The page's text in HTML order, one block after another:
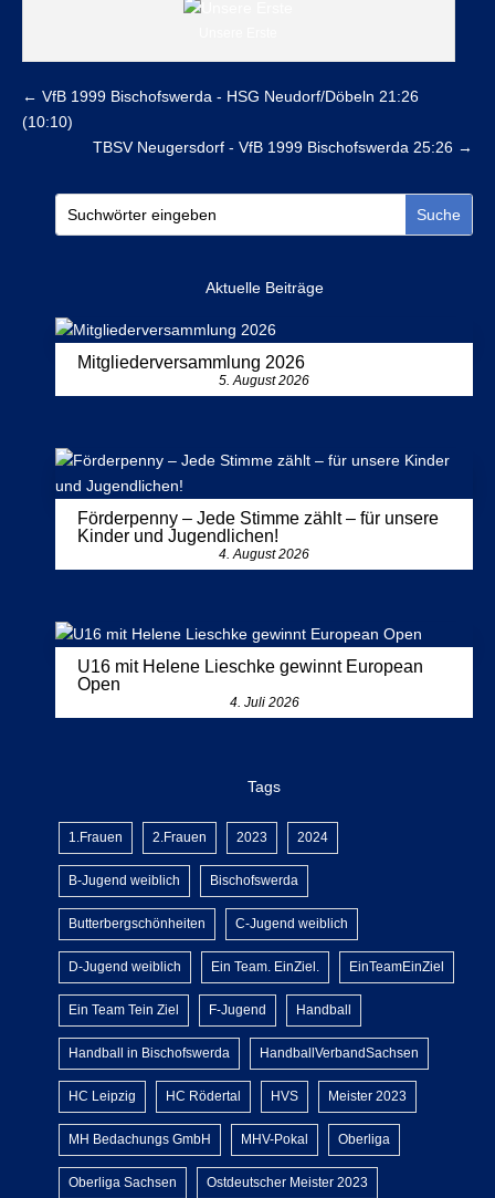
← VfB 1999 Bischofswerda - HSG Neudorf/Döbeln 21:26
(10:10)
TBSV Neugersdorf - VfB 1999 Bischofswerda 25:26 →
Aktuelle Beiträge
Mitgliederversammlung 2026
5. August 2026
Förderpenny – Jede Stimme zählt – für unsere
Kinder und Jugendlichen!
4. August 2026
U16 mit Helene Lieschke gewinnt European
Open
4. Juli 2026
Tags
1.Frauen 2.Frauen 2023 2024
B-Jugend weiblich Bischofswerda
Butterbergschönheiten C-Jugend weiblich
D-Jugend weiblich Ein Team. EinZiel. EinTeamEinZiel
Ein Team Tein Ziel F-Jugend Handball
Handball in Bischofswerda HandballVerbandSachsen
HC Leipzig HC Rödertal HVS Meister 2023
MH Bedachungs GmbH MHV-Pokal Oberliga
Oberliga Sachsen Ostdeutscher Meister 2023